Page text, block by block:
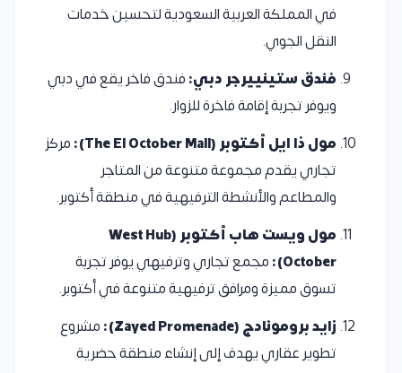
في المملكة العربية السعودية لتحسين خدمات
النقل الجوي.
فندق ستينييرجر دبي:فندق فاخر يقع في دبي
ويوفر تجربة إقامة فاخرة للزوار.
مول ذا ايل أكتوبر (The El October Mall):
مركز
تجاري يقدم مجموعة متنوعة من المتاجر
والمطاعم والأنشطة الترفيهية في منطقة أكتوبر.
مول ويست هاب أكتوبر (West Hub
October):
مجمع تجاري وترفيهي يوفر تجربة
تسوق مميزة ومرافق ترفيهية متنوعة في أكتوبر.
زايد برومونادج (Zayed Promenade):
مشروع
تطوير عقاري يهدف إلى إنشاء منطقة حضرية